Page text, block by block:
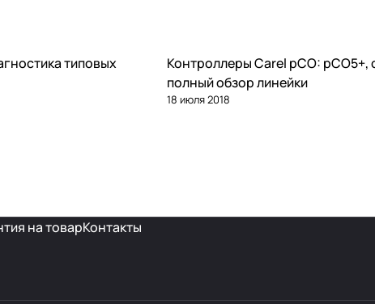
типовых
Автоматика и контроллеры
Контроллеры Carel pCO: pCO5+,
полный обзор линейки
18 июля 2018
на товарКонтакты